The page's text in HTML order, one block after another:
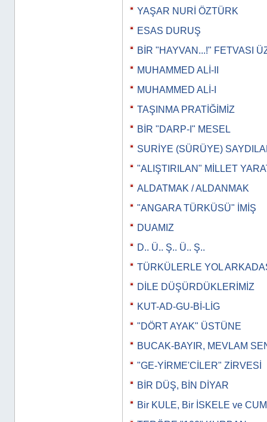
YAŞAR NURİ ÖZTÜRK
ESAS DURUŞ
BİR "HAYVAN...!" FETVASI
MUHAMMED ALİ-II
MUHAMMED ALİ-I
TAŞINMA PRATİĞİMİZ
BİR "DARP-I" MESEL
SURİYE (SÜRÜYE)
"ALIŞTIRILAN" MİLLET
ALDATMAK / ALDANMAK
"ANGARA TÜRKÜSÜ" İMİŞ
DUAMIZ
D.. Ü.. Ş.. Ü.. Ş..
TÜRKÜLERLE YOL
DİLE DÜŞÜRDÜKLERİMİZ
KUT-AD-GU-Bİ-LİG
"DÖRT AYAK" ÜSTÜNE
BUCAK-BAYIR, MEVLAM
"GE-YİRME'CİLER" ZİRVESİ
BİR DÜŞ, BİN DİYAR
Bir KULE, Bir İSKELE ve